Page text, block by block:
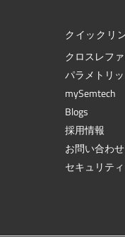
クイックリ
クロスレフ
パラメトリ
mySemtech
Blogs
採用情報
お問い合わせ
セキュリティ